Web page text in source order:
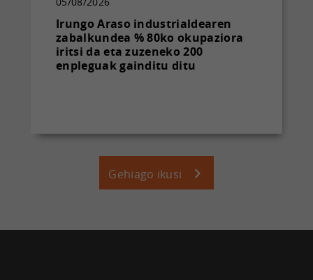
Irungo Araso industrialdearen
zabalkundea % 80ko okupaziora
iritsi da eta zuzeneko 200
enpleguak gainditu ditu
Gehiago ikusi